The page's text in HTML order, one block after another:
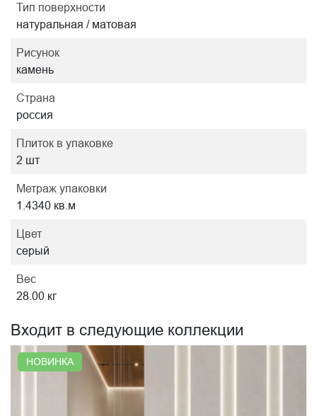
Тип поверхности
натуральная / матовая
Рисунок
камень
Страна
россия
Плиток в упаковке
2 шт
Метраж упаковки
1.4340 кв.м
Цвет
серый
Вес
28.00 кг
Входит в следующие коллекции
НОВИНКА